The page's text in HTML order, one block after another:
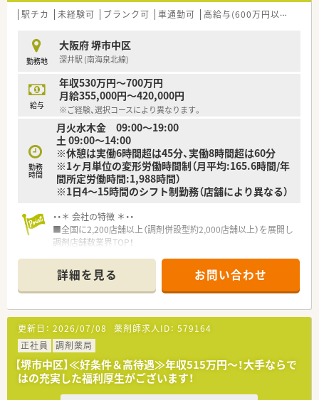
駅チカ 未経験可 ブランク可 車通勤可 高給与(600万円以上)
勤務地
大阪府 堺市中区
深井駅 (南海泉北線)
給与
年収530万円～700万円
月給355,000円～420,000円
※ご経験、選択コースにより異なります。
勤務
時間
月火水木金 09:00〜19:00
土 09:00〜14:00
※休憩は実働6時間超は45分、実働8時間超は60分
※1ヶ月単位の変形労働時間制（月平均:165.6時間/年
間所定労働時間:1,988時間）
※1日4～15時間のシフト制勤務（店舗により異なる）
・・＊ 会社の特徴 ＊・・
■全国に2,200店舗以上（調剤併設型約2,000店舗以上）を展開し
調剤店舗数業界TOP！
頑張り次第で高給与も可能！
■経験や勤務コースによりますが、経験の少ない方でも500万前
半スタートと業界TOP水準！
■職種や職域に合わせ、豊富な社内研修や外部組織と連携した研
修を用意されています
■薬剤師が中心の会社だからこそ活躍できるキャリアパスが多
種多様に用意されています。
■店舗拡大に伴い、エリアマネジャーや営業部長等のマネジメン
トのポジションも増えます。
■在宅や教育等の専門性を活かせるスペシャリストを目指すこ
とも可能です。
詳細を見る お問い合わせ
更新日： 2026/07/08 薬剤師求人ID： 579164
正社員
調剤薬局
【堺市中区】≪好条件＆高待遇≫年収515万円～！大手ならで
はの充実した福利厚生がございます！